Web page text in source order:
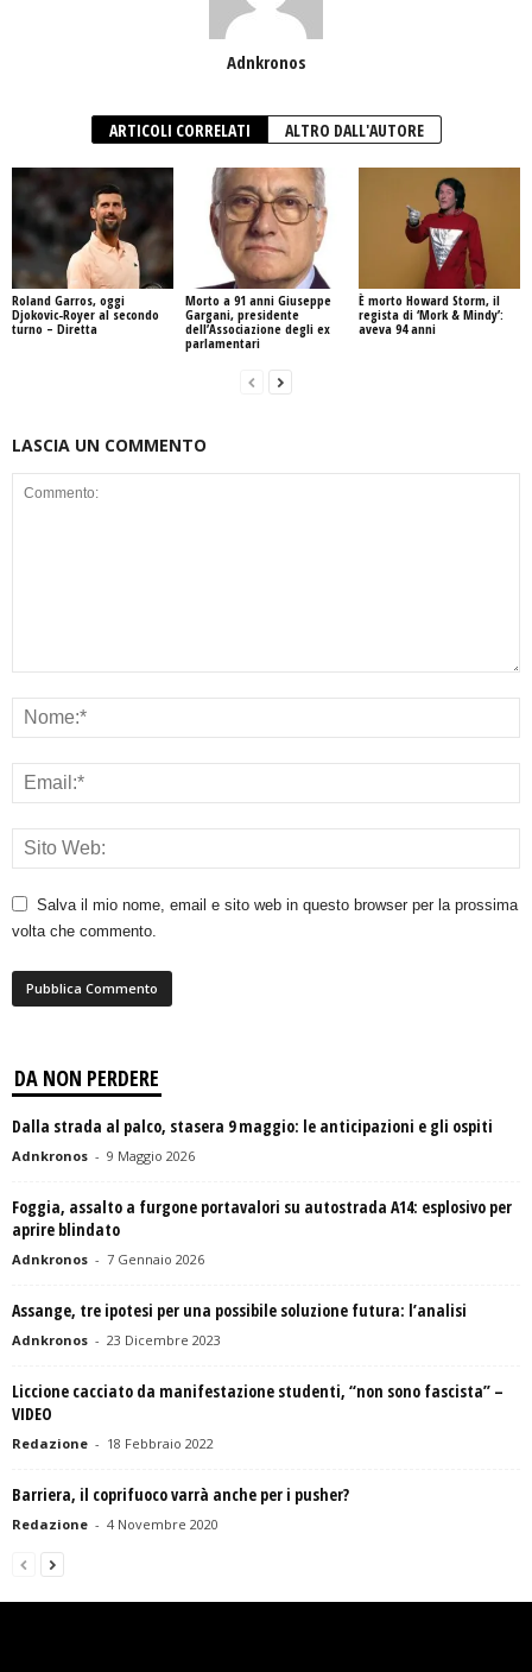
Adnkronos
ARTICOLI CORRELATI ALTRO DALL'AUTORE
Roland Garros, oggi
Djokovic-Royer al secondo
turno – Diretta
Morto a 91 anni Giuseppe
Gargani, presidente
dell’Associazione degli ex
parlamentari
È morto Howard Storm, il
regista di ‘Mork & Mindy’:
aveva 94 anni
LASCIA UN COMMENTO
Salva il mio nome, email e sito web in questo browser per la prossima
volta che commento.
DA NON PERDERE
Dalla strada al palco, stasera 9 maggio: le anticipazioni e gli ospiti
Adnkronos - 9 Maggio 2026
Foggia, assalto a furgone portavalori su autostrada A14: esplosivo per
aprire blindato
Adnkronos - 7 Gennaio 2026
Assange, tre ipotesi per una possibile soluzione futura: l’analisi
Adnkronos - 23 Dicembre 2023
Liccione cacciato da manifestazione studenti, “non sono fascista” –
VIDEO
Redazione - 18 Febbraio 2022
Barriera, il coprifuoco varrà anche per i pusher?
Redazione - 4 Novembre 2020